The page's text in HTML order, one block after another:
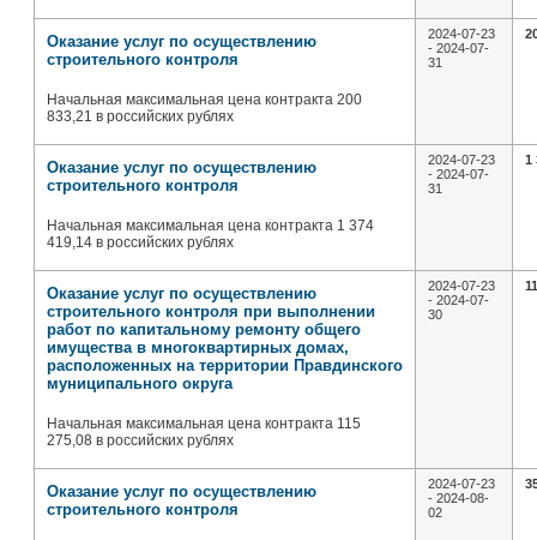
Оказание услуг по осуществлению
строительного контроля
Начальная максимальная цена контракта 200
833,21 в российских рублях
2024-07-23
- 2024-07-
31
Оказание услуг по осуществлению
строительного контроля
Начальная максимальная цена контракта 1 374
419,14 в российских рублях
2024-07-23
- 2024-07-
31
1
Оказание услуг по осуществлению
строительного контроля при выполнении
работ по капитальному ремонту общего
имущества в многоквартирных домах,
расположенных на территории Правдинского
муниципального округа
Начальная максимальная цена контракта 115
275,08 в российских рублях
2024-07-23
- 2024-07-
30
Оказание услуг по осуществлению
строительного контроля
2024-07-23
- 2024-08-
02